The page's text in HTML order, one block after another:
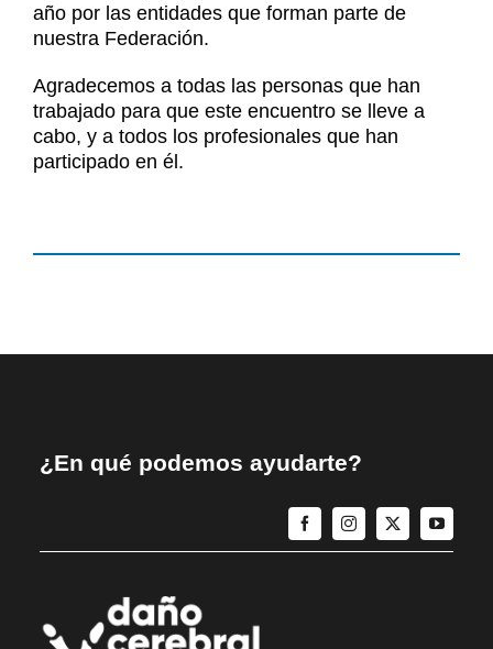
año por las entidades que forman parte de
nuestra Federación.
Agradecemos a todas las personas que han
trabajado para que este encuentro se lleve a
cabo, y a todos los profesionales que han
participado en él.
¿En qué podemos ayudarte?